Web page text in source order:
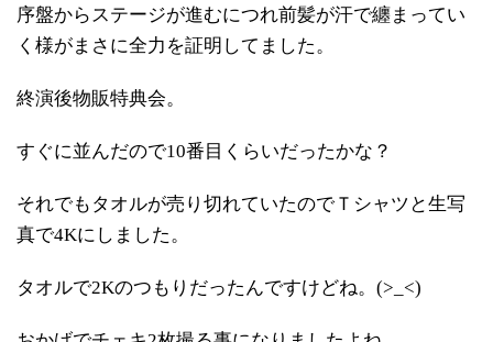
序盤からステージが進むにつれ前髪が汗で纏まってい
く様がまさに全力を証明してました。
終演後物販特典会。
すぐに並んだので10番目くらいだったかな？
それでもタオルが売り切れていたのでＴシャツと生写
真で4Kにしました。
タオルで2Kのつもりだったんですけどね。(>_<)